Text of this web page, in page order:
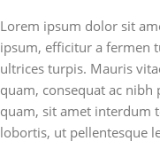
Lorem ipsum dolor sit
ipsum, efficitur a fermen
ultrices turpis. Mauris
quam, consequat ac nibh
quam, sit amet interdum
lobortis, ut pellentesque